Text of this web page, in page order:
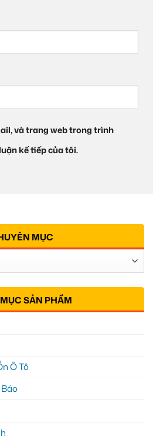
và trang web trong trình
kế tiếp của tôi.
MỤC
SẢN PHẨM
Ô Tô